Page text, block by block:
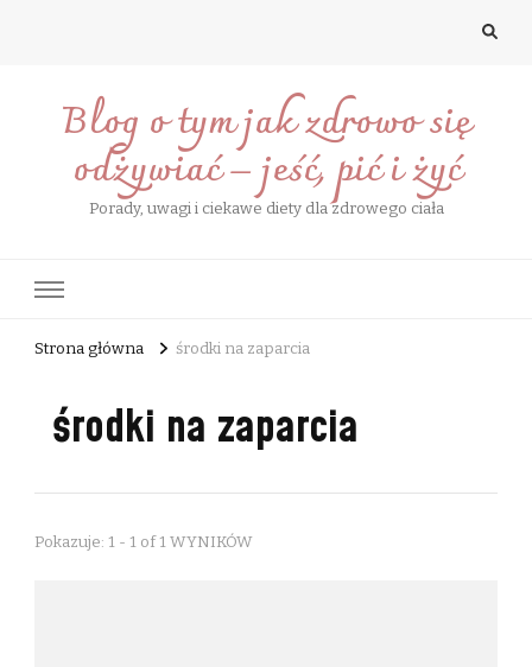
Blog o tym jak zdrowo się
odżywiać – jeść, pić i żyć
Porady, uwagi i ciekawe diety dla zdrowego ciała
Strona główna środki na zaparcia
środki na zaparcia
Pokazuje: 1 - 1 of 1 WYNIKÓW